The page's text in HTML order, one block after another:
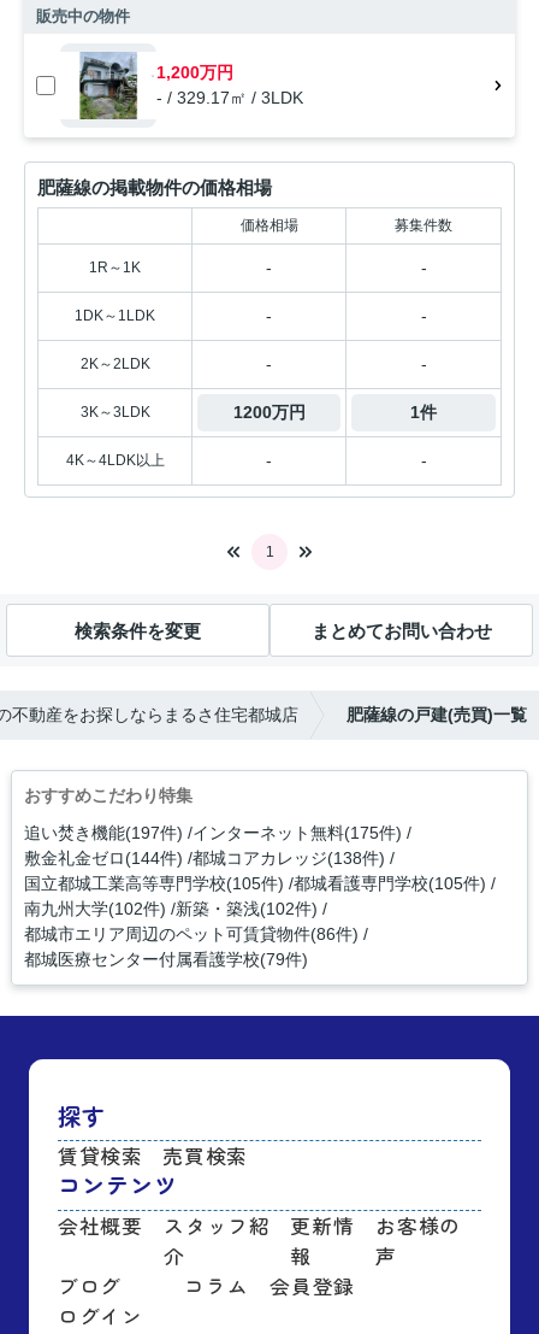
販売中の物件
1,200万円
- / 329.17㎡ / 3LDK
肥薩線の掲載物件の価格相場
価格相場 募集件数
1R～1K - -
1DK～1LDK - -
2K～2LDK - -
3K～3LDK 1200万円 1件
4K～4LDK以上 - -
1
検索条件を変更 まとめてお問い合わせ
不動産をお探しならまるさ住宅都城店 肥薩線の戸建(売買)一覧
おすすめこだわり特集
追い焚き機能(197件) インターネット無料(175件)
敷金礼金ゼロ(144件) 都城コアカレッジ(138件)
国立都城工業高等専門学校(105件) 都城看護専門学校(105件)
南九州大学(102件) 新築・築浅(102件)
都城市エリア周辺のペット可賃貸物件(86件)
都城医療センター付属看護学校(79件)
探す
賃貸検索 売買検索
コンテンツ
会社概要
スタッフ紹
介
更新情
報
お客様の
声
ブログ
コラム
会員登録
ログイン